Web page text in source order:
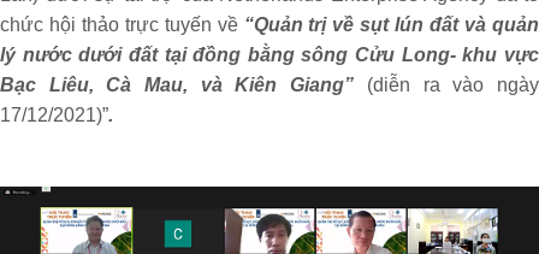
chức hội thảo trực tuyến về “Quản trị về sụt lún đất và quản
lý nước dưới đất tại đồng bằng sông Cửu Long- khu vực
Bạc Liêu, Cà Mau, và Kiên Giang” (diễn ra vào ngày
17/12/2021)”.